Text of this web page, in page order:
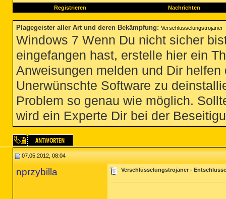
Registrieren Nachrichten
Plagegeister aller Art und deren Bekämpfung: Verschlüsselungstrojaner
Windows 7 Wenn Du nicht sicher
eingefangen hast, erstelle hier ein
Anweisungen melden und Dir
Unerwünschte Software zu
Problem so genau wie möglich.
wird ein Experte Dir bei der
07.05.2012, 08:04
nprzybilla Verschlüsselungstrojaner -